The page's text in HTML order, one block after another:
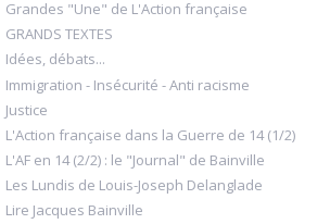
Grandes "Une" de L'Action française
GRANDS TEXTES
Idées, débats...
Immigration - Insécurité - Anti racisme
Justice
L'Action française dans la Guerre de 14 (1/2)
L'AF en 14 (2/2) : le "Journal" de Bainville
Les Lundis de Louis-Joseph Delanglade
Lire Jacques Bainville